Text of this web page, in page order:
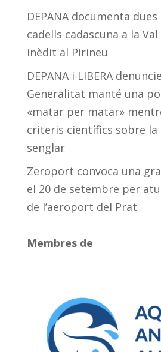
DEPANA documenta
cadells cadascuna a la
inèdit al Pirineu
DEPANA i LIBERA
Generalitat manté una
«matar per matar»
criteris científics sobre la
senglar
Zeroport convoca una
el 20 de setembre per
de l’aeroport del Prat
Membres de